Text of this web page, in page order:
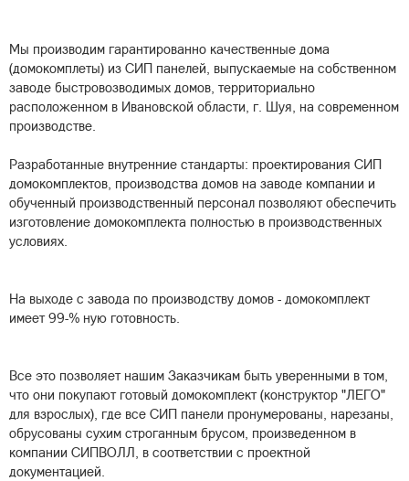
Мы производим гарантированно качественные дома
(домокомплеты) из СИП панелей, выпускаемые на собственном
заводе быстровозводимых домов, территориально
расположенном в Ивановской области, г. Шуя, на современном
производстве.
Разработанные внутренние стандарты: проектирования СИП
домокомплектов, производства домов на заводе компании и
обученный производственный персонал позволяют обеспечить
изготовление домокомплекта полностью в производственных
условиях.
На выходе с завода по производству домов - домокомплект
имеет 99-% ную готовность.
Все это позволяет нашим Заказчикам быть уверенными в том,
что они покупают готовый домокомплект (конструктор "ЛЕГО"
для взрослых), где все СИП панели пронумерованы, нарезаны,
обрусованы сухим строганным брусом, произведенном в
компании СИПВОЛЛ, в соответствии с проектной
документацией.